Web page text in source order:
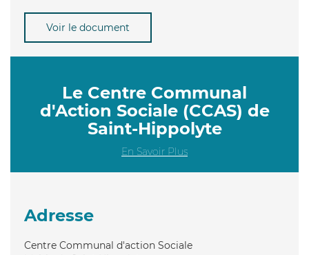
Voir le document
Le Centre Communal
d'Action Sociale (CCAS) de
Saint-Hippolyte
En Savoir Plus
Adresse
Centre Communal d'action Sociale